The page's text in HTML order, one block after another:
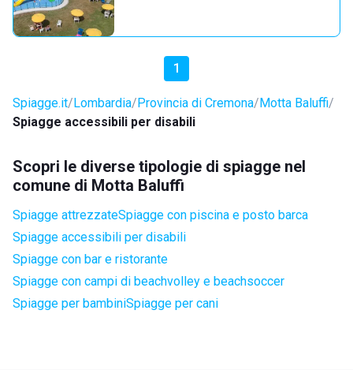
1
Spiagge.it Lombardia Provincia di Cremona Motta Baluffi
Spiagge accessibili per disabili
Scopri le diverse tipologie di spiagge nel
comune di Motta Baluffi
Spiagge attrezzateSpiagge con piscina e posto barca
Spiagge accessibili per disabili
Spiagge con bar e ristorante
Spiagge con campi di beachvolley e beachsoccer
Spiagge per bambiniSpiagge per cani